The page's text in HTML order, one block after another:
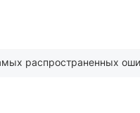
распространенных